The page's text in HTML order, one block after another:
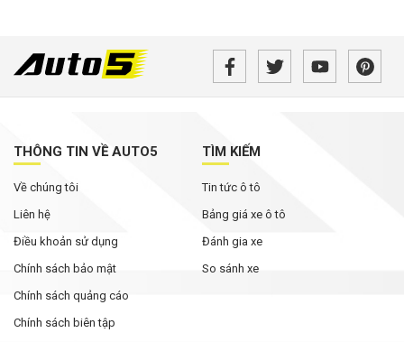
THÔNG TIN VỀ AUTO5
Về chúng tôi
Liên hệ
Điều khoản sử dụng
Chính sách bảo mật
Chính sách quảng cáo
Chính sách biên tập
TÌM KIẾM
Tin tức ô tô
Bảng giá xe ô tô
Đánh gia xe
So sánh xe